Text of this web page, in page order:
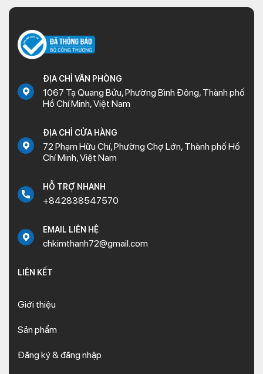
ĐỊA CHỈ VĂN PHÒNG
1067 Tạ Quang Bửu, Phường Bình Đông, Thành phố
Hồ Chí Minh, Việt Nam
ĐỊA CHỈ CỬA HÀNG
72 Phạm Hữu Chí, Phường Chợ Lớn, Thành phố Hồ
Chí Minh, Việt Nam
HỖ TRỢ NHANH
+842838547570
EMAIL LIÊN HỆ
chkimthanh72@gmail.com
LIÊN KẾT
Giới thiệu
Sản phẩm
Đăng ký & đăng nhập